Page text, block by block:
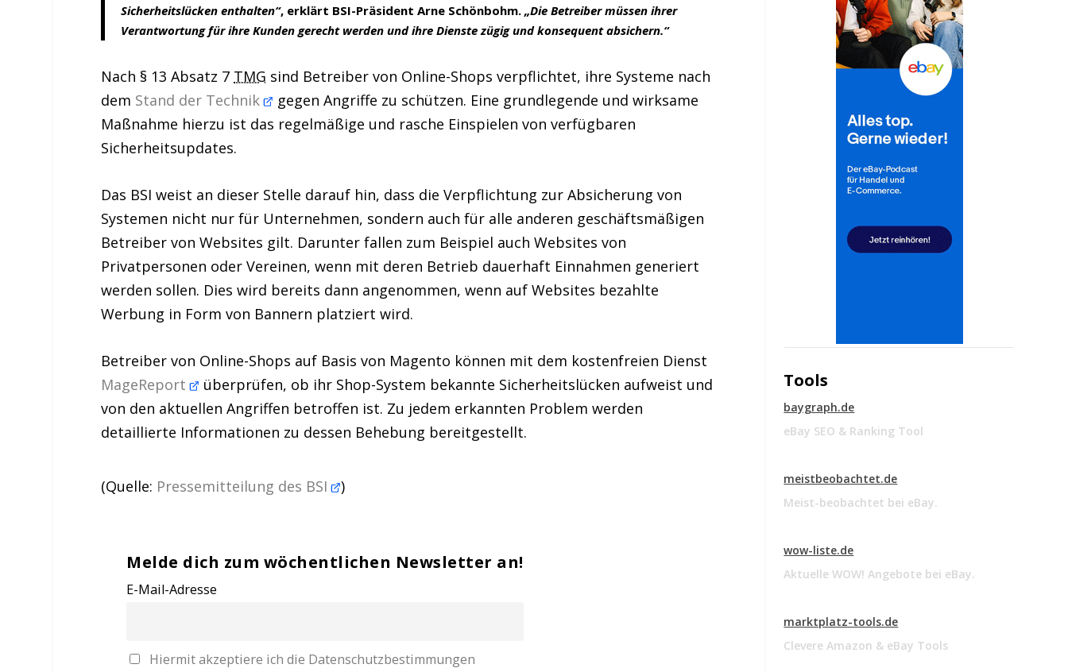
Sicherheitslücken enthalten“, erklärt BSI-Präsident Arne Schönbohm.„Die Betreiber müssen ihrer
Verantwortung für ihre Kunden gerecht werden und ihre Dienste zügig und konsequent absichern.“
Nach § 13 Absatz 7 TMG sind Betreiber von Online-Shops verpflichtet, ihre Systeme nach
dem Stand der Technik
gegen Angriffe zu schützen. Eine grundlegende und wirksame
Maßnahme hierzu ist das regelmäßige und rasche Einspielen von verfügbaren
Sicherheitsupdates.
Das BSI weist an dieser Stelle darauf hin, dass die Verpflichtung zur Absicherung von
Systemen nicht nur für Unternehmen, sondern auch für alle anderen geschäftsmäßigen
Betreiber vonWebsites gilt. Darunter fallen zum Beispiel auch Websites von
Privatpersonen oder Vereinen, wenn mit deren Betrieb dauerhaft Einnahmen generiert
werden sollen. Dies wird bereits dann angenommen, wenn auf Websites bezahlte
Werbung in Form von Bannern platziert wird.
Betreiber von Online-Shops auf Basis von Magento können mit dem kostenfreien Dienst
MageReport
überprüfen, ob ihr Shop-System bekannte Sicherheitslücken aufweist und
von den aktuellen Angriffen betroffen ist. Zu jedem erkannten Problem werden
detaillierte Informationen zu dessen Behebung bereitgestellt.
(Quelle: Pressemitteilung des BSI )
Melde dich zum wöchentlichen Newsletter an!
E-Mail-Adresse
Hiermit akzeptiere ich die Datenschutzbestimmungen
Tools
baygraph.de
eBay SEO & Ranking Tool
meistbeobachtet.de
Meist-beobachtet bei eBay.
wow-liste.de
Aktuelle WOW! Angebote bei eBay.
marktplatz-tools.de
Clevere Amazon & eBay Tools